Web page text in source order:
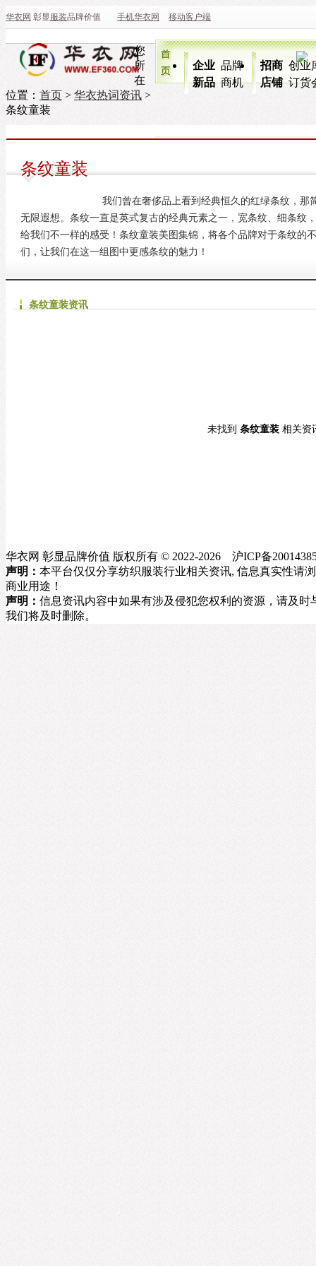
华衣网 彰显服装品牌价值 手机华衣网 移动客户端
企业 品牌
新品 商机
招商 创业
店铺 订货
您
所
在
位置： 首页 > 华衣热词资讯 >
条纹童装
条纹童装
我们曾在奢侈品上看到经典恒久的红绿条纹，那
无限遐想。条纹一直是英式复古的经典元素之一，宽条纹、细条纹
给我们不一样的感受！条纹童装美图集锦，将各个品牌对于条纹的
们，让我们在这一组图中更感条纹的魅力！
条纹童装资讯
未找到 条纹童装相关资
华衣网 彰显品牌价值 版权所有 © 2022-2026 沪ICP备
声明： 本平台仅仅分享纺织服装行业相关资讯, 信息真实性请
商业用途！
声明： 信息资讯内容中如果有涉及侵犯您权利的资源，请及时
我们将及时删除。